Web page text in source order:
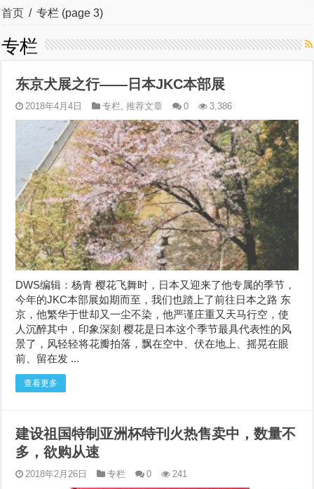
首页 / 专栏 (page 3)
专栏
东京犬展之行——日本JKC本部展
2018年4月4日 专栏,推荐文章 0 3,386
DWS编辑：杨青 樱花飞舞时，日本又迎来了他专属的季节，
今年的JKC本部展如期而至，我们也踏上了前往日本之路 东
京，他繁华于世却又一尘不染，他严谨庄重又天马行空，使
人沉醉其中，印象深刻 樱花是日本这个季节最具代表性的风
景了，风轻轻将花瓣拍落，飘在空中、伏在地上、摇晃在眼
前、留在发 ...
查看更多
建设祖国特制亚洲杯特刊火热售卖中，数量不
多，欲购从速
2018年2月26日 专栏 0 241